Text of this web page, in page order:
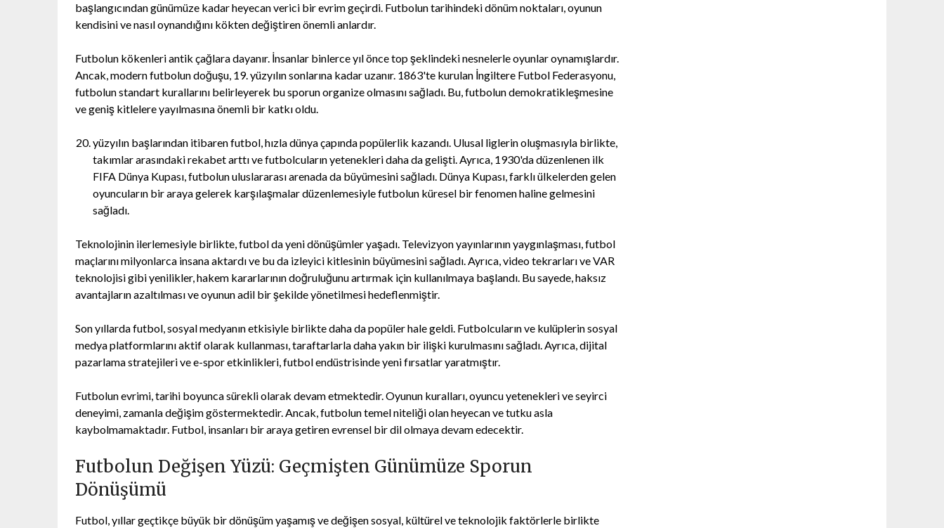
başlangıcından günümüze kadar heyecan verici bir evrim geçirdi. Futbolun tarihindeki dönüm noktaları, oyunun
kendisini ve nasıl oynandığını kökten değiştiren önemli anlardır.
Futbolun kökenleri antik çağlara dayanır. İnsanlar binlerce yıl önce top şeklindeki nesnelerle oyunlar oynamışlardır.
Ancak, modern futbolun doğuşu, 19. yüzyılın sonlarına kadar uzanır. 1863'te kurulan İngiltere Futbol Federasyonu,
futbolun standart kurallarını belirleyerek bu sporun organize olmasını sağladı. Bu, futbolun demokratikleşmesine
ve geniş kitlelere yayılmasına önemli bir katkı oldu.
yüzyılın başlarından itibaren futbol, hızla dünya çapında popülerlik kazandı. Ulusal liglerin oluşmasıyla birlikte,
takımlar arasındaki rekabet arttı ve futbolcuların yetenekleri daha da gelişti. Ayrıca, 1930'da düzenlenen ilk
FIFA Dünya Kupası, futbolun uluslararası arenada da büyümesini sağladı. Dünya Kupası, farklı ülkelerden gelen
oyuncuların bir araya gelerek karşılaşmalar düzenlemesiyle futbolun küresel bir fenomen haline gelmesini
sağladı.
Teknolojinin ilerlemesiyle birlikte, futbol da yeni dönüşümler yaşadı. Televizyon yayınlarının yaygınlaşması, futbol
maçlarını milyonlarca insana aktardı ve bu da izleyici kitlesinin büyümesini sağladı. Ayrıca, video tekrarları ve VAR
teknolojisi gibi yenilikler, hakem kararlarının doğruluğunu artırmak için kullanılmaya başlandı. Bu sayede, haksız
avantajların azaltılması ve oyunun adil bir şekilde yönetilmesi hedeflenmiştir.
Son yıllarda futbol, sosyal medyanın etkisiyle birlikte daha da popüler hale geldi. Futbolcuların ve kulüplerin sosyal
medya platformlarını aktif olarak kullanması, taraftarlarla daha yakın bir ilişki kurulmasını sağladı. Ayrıca, dijital
pazarlama stratejileri ve e-spor etkinlikleri, futbol endüstrisinde yeni fırsatlar yaratmıştır.
Futbolun evrimi, tarihi boyunca sürekli olarak devam etmektedir. Oyunun kuralları, oyuncu yetenekleri ve seyirci
deneyimi, zamanla değişim göstermektedir. Ancak, futbolun temel niteliği olan heyecan ve tutku asla
kaybolmamaktadır. Futbol, insanları bir araya getiren evrensel bir dil olmaya devam edecektir.
Futbolun Değişen Yüzü: Geçmişten Günümüze Sporun
Dönüşümü
Futbol, yıllar geçtikçe büyük bir dönüşüm yaşamış ve değişen sosyal, kültürel ve teknolojik faktörlerle birlikte